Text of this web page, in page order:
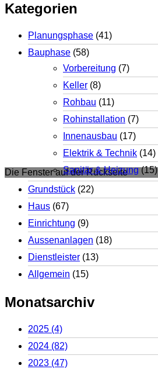
Die Fenster auf der Rückseite
Kategorien
Planungsphase (41)
Bauphase (58)
Vorbereitung (7)
Keller (8)
Rohbau (11)
Rohinstallation (7)
Innenausbau (17)
Elektrik & Technik (14)
Sanitär & Heizung(15)
Grundstück (22)
Haus (67)
Einrichtung (9)
Aussenanlagen (18)
Dienstleister (13)
Allgemein (15)
Monatsarchiv
2025 (4)
2024 (82)
2023 (47)